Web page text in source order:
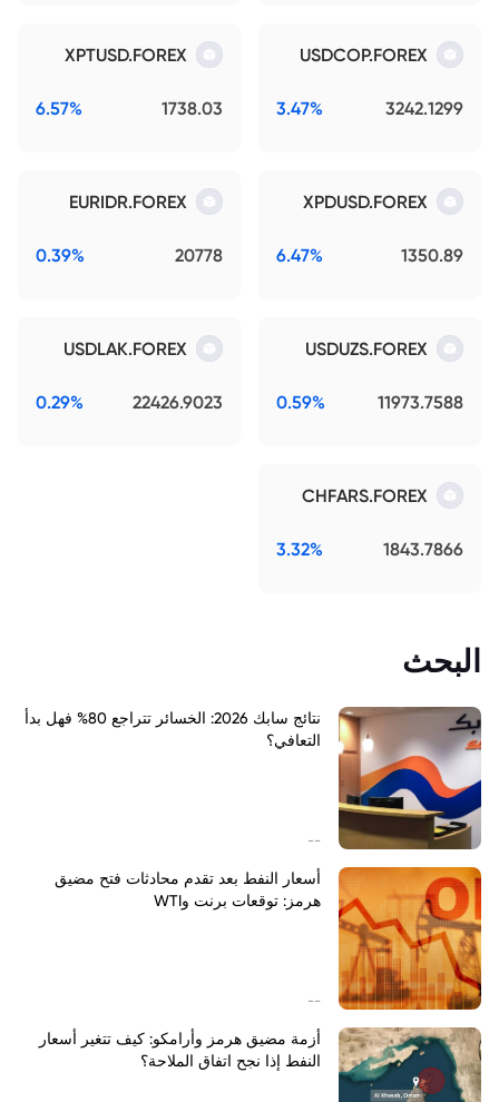
USDCOP.FOREX
3242.1299
3.47%
XPTUSD.FOREX
1738.03
6.57%
XPDUSD.FOREX
1350.89
6.47%
EURIDR.FOREX
20778
0.39%
USDUZS.FOREX
11973.7588
0.59%
USDLAK.FOREX
22426.9023
0.29%
CHFARS.FOREX
1843.7866
3.32%
البحث
نتائج سابك 2026: الخسائر تتراجع 80% فهل بدأ
التعافي؟
--
أسعار النفط بعد تقدم محادثات فتح مضيق
هرمز: توقعات برنت وWTI
--
أزمة مضيق هرمز وأرامكو: كيف تتغير أسعار
النفط إذا نجح اتفاق الملاحة؟